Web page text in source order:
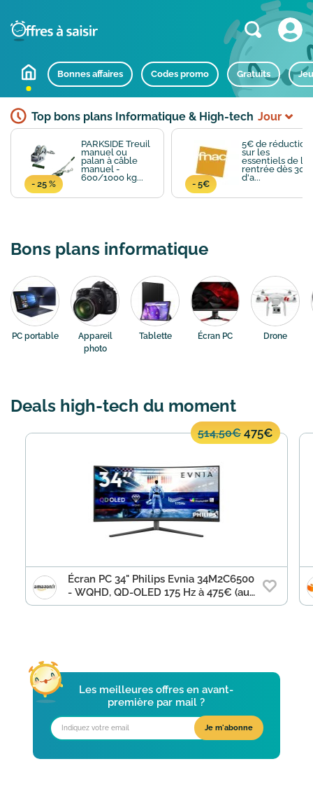
Bonnes affaires Codes promo Gratuits
Top bons plans Informatique & High-tech Jour
PARKSIDE Treuil
manuel ou
palan à câble
manuel -
600/1000 kg...
- 25 %
5€ de réduction
sur les
essentiels de la
rentrée dès 30€
d'a...
- 5€
Bons plans informatique
PC portable
Appareil
photo
Tablette Écran PC Drone
Deals high-tech du moment
514,50€ 475€
Écran PC 34" Philips Evnia 34M2C6500
- WQHD, QD-OLED 175 Hz à 475€ (au
lieu de 514,50€)
Les meilleures offres en avant-
première par mail ?